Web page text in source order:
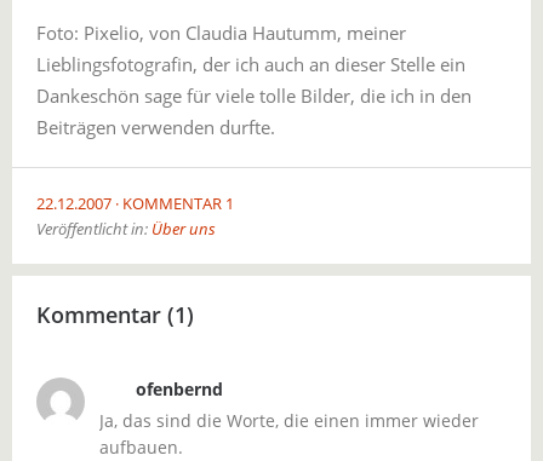
Foto: Pixelio, von Claudia Hautumm, meiner
Lieblingsfotografin, der ich auch an dieser Stelle ein
Dankeschön sage für viele tolle Bilder, die ich in den
Beiträgen verwenden durfte.
22.12.2007 KOMMENTAR 1
Veröffentlicht in: Über uns
Kommentar (1)
ofenbernd
Ja, das sind die Worte, die einen immer wieder
aufbauen.